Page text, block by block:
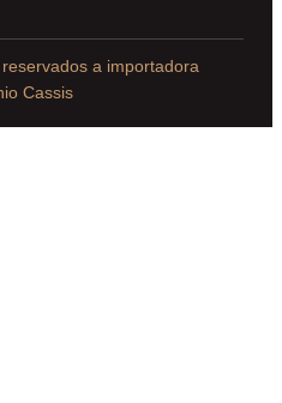
a importadora
Cassis